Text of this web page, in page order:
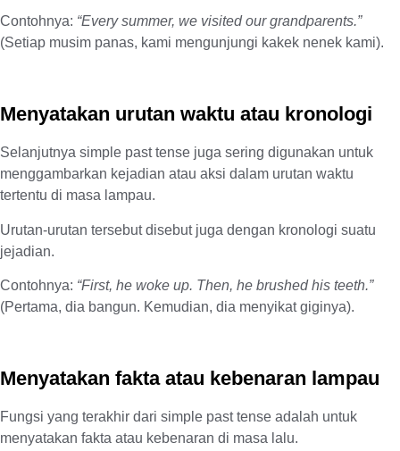
Contohnya: “Every summer, we visited our grandparents.”
(Setiap musim panas, kami mengunjungi kakek nenek kami).
Menyatakan urutan waktu atau kronologi
Selanjutnya simple past tense juga sering digunakan untuk
menggambarkan kejadian atau aksi dalam urutan waktu
tertentu di masa lampau.
Urutan-urutan tersebut disebut juga dengan kronologi suatu
jejadian.
Contohnya: “First, he woke up. Then, he brushed his teeth.”
(Pertama, dia bangun. Kemudian, dia menyikat giginya).
Menyatakan fakta atau kebenaran lampau
Fungsi yang terakhir dari simple past tense adalah untuk
menyatakan fakta atau kebenaran di masa lalu.